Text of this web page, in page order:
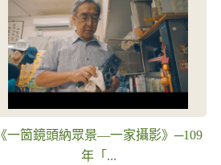
《一箇鏡頭納眾景—一家攝影》─109
年「...